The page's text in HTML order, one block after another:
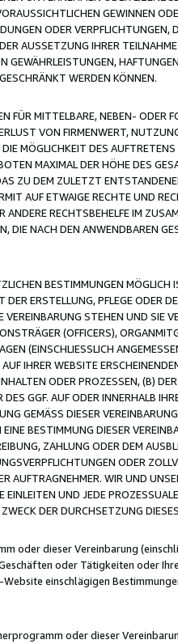
GEWINNEN
ODER VERPFLICHTUNGEN,
AUSSETZUNG IHRER
WERDEN KÖNNEN.
MITTELBARE, NEBEN- ODER
VON FIRMENWERT,
MÖGLICHKEIT DES
MAXIMAL DER HÖHE DES
ZU DEM ZULETZT
AUF ETWAIGE RECHTE UND
RECHTSBEHELFE IM
DIE NACH DEN ANWENDBAREN
BESTIMMUNGEN MÖGLICH
ERSTELLUNG, PFLEGE ODER
STEHEN UND SIE
(OFFICERS),
(EINSCHLIESSLICH
IHRER WEBSITE
ODER PROZESSEN, (B)
GGF. AUF ODER INNERHALB
GEMÄSS DIESER
BESTIMMUNG DIESER
ZAHLUNG ODER DEM
ODER
AUFTRAGNEHMER. WIR UND
UND JEDE
DER DURCHSETZUNG
oder dieser Vereinbarung
oder Tätigkeiten oder
einschlägigen
oder dieser